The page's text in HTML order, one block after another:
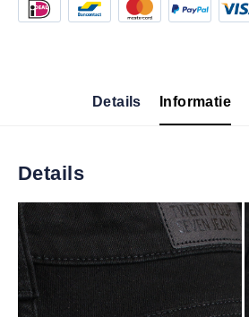
Details Informatie
Details